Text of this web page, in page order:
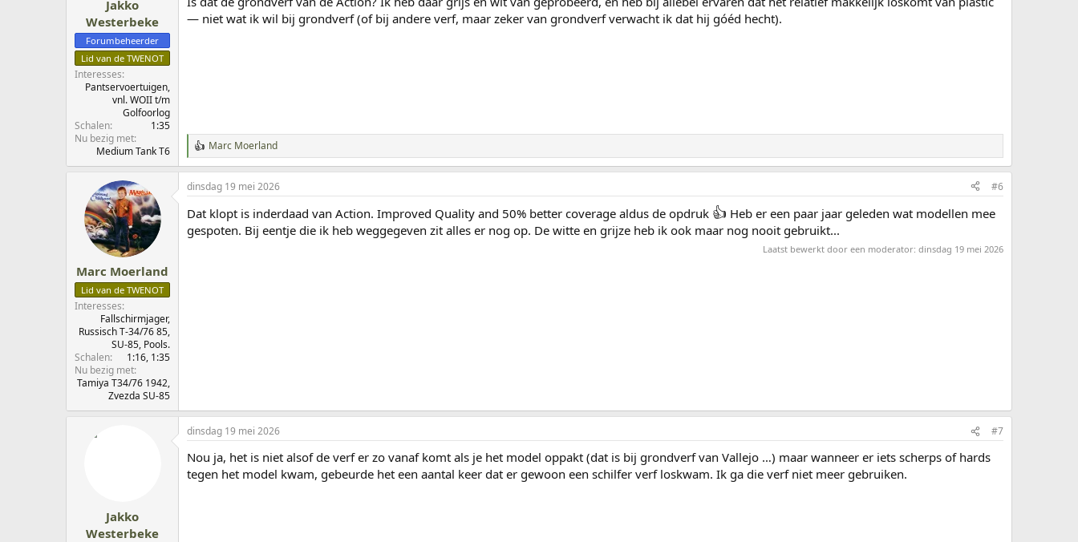
n
Jakko
Westerbeke
Forumbeheerder
Lid van de TWENOT
Interesses
Pantservoertuigen,
vnl. WOII t/m
Golfoorlog
Schalen
1:35
Nu bezig met
Medium Tank T6
— niet wat ik wil bij grondverf (of bij andere verf, maar zeker van grondverf verwacht ik dat hij góéd hecht).
W
a
a
r
e
r
i
Marc Moerland
Marc Moerland
Lid van de TWENOT
Interesses
Fallschirmjager,
Russisch T-34/76 85,
SU-85, Pools.
Schalen
1:16 1:35
Nu bezig met
Tamiya T34/76 1942,
Zvezda SU-85
dinsdag 19 mei 2026 #6
Dat klopt is inderdaad van Action. Improved Quality and 50% better coverage aldus de opdruk 👍 Heb er een paar jaar geleden wat modellen mee
gespoten. Bij eentje die ik heb weggegeven zit alles er nog op. De witte en grijze heb ik ook maar nog nooit gebruikt...
Laatst bewerkt door een moderator: dinsdag 19 mei 2026
Jakko
Westerbeke
dinsdag 19 mei 2026 #7
Nou ja, het is niet alsof de verf er zo vanaf komt als je het model oppakt (dat is bij grondverf van Vallejo …) maar wanneer er iets scherps of hards
tegen het model kwam, gebeurde het een aantal keer dat er gewoon een schilfer verf loskwam. Ik ga die verf niet meer gebruiken.